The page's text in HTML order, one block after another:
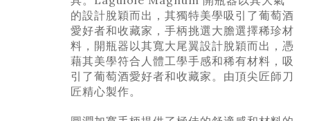
的設計脫穎而出，其獨特美學吸引了葡萄酒
愛好者和收藏家，手柄挑選大膽選擇稀珍材
料，開瓶器以其寬大尾翼設計脫穎而出，憑
藉其美學符合人體工學手感和稀有材料， 吸
引了葡萄酒愛好者和收藏家。 由頂尖匠師刀
匠精心製作。